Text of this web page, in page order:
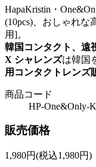
HapaKristin・
(10pcs)、おしゃれな
用]。
韓国コンタクト、遠
X シャレンズは韓国
用コンタクトレンズ
商品コード
HP-One&Only-
販売価格
1,980円(税込1,980円)